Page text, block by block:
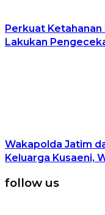
Perkuat
Lakukan
Wakapolda Jatim
Keluarga Kusaeni,
follow us